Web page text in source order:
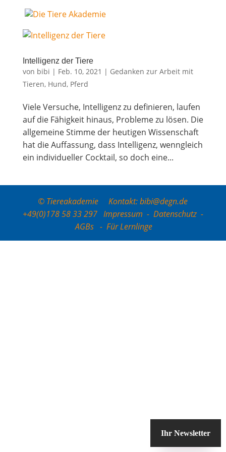
Intel­li­genz der Tiere
von bibi | Feb. 10, 2021 | Gedanken zur Arbeit mit
Tieren, Hund, Pferd
Vie­le Ver­su­che, Intel­li­genz zu defi­nie­ren, lau­fen
auf die Fähig­keit hin­aus, Pro­ble­me zu lösen. Die
all­ge­mei­ne Stim­me der heu­ti­gen Wis­sen­schaft
hat die Auf­fas­sung, dass Intel­li­genz, wenn­gleich
ein indi­vi­du­el­ler Cock­tail, so doch eine...
© Tiereakademie Kontakt: bibi@degn.de
+49(0)178 58 33 297 Impressum - Datenschutz-
AGBs -Für Lernlinge
Ihr Newsletter